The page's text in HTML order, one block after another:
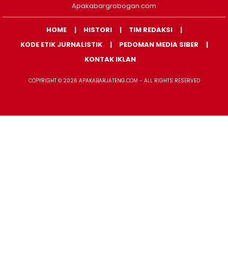
Apakabargrobogan.com
HOME HISTORI
TIM REDAKSI
KODE ETIK JURNALISTIK
PEDOMAN MEDIA SIBER
KONTAK IKLAN
COPYRIGHT © 2026 APAKABARJATENG.COM - ALL RIGHTS RESERVED